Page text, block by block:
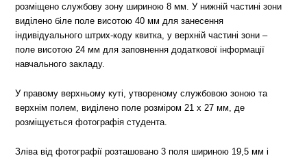
розміщено службову зону шириною 8 мм. У нижній частині зони
виділено біле поле висотою 40 мм для занесення
індивідуального штрих-коду квитка, у верхній частині зони –
поле висотою 24 мм для заповнення додаткової інформації
навчального закладу.
У правому верхньому куті, утвореному службовою зоною та
верхнім полем, виділено поле розміром 21 х 27 мм, де
розміщується фотографія студента.
Зліва від фотографії розташовано 3 поля шириною 19,5 мм і